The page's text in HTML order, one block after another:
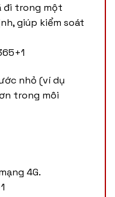
đi trong một
giúp kiểm soát
+1
nhỏ (ví dụ
trong môi
4G.